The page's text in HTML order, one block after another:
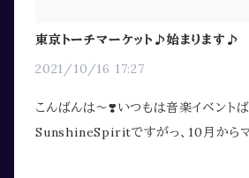
東京トーチマーケット♪始まります♪
2021/10/16 17:27
こんばんは〜❣️いつもは音楽イベント
SunshineSpiritですがっ、10月から
ことになりましたっ😻音楽イベントに